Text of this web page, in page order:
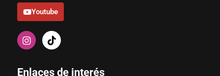
Youtube
Enlaces de interés